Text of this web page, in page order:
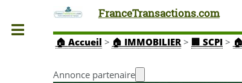
FranceTransactions.com
🏠 Accueil > 🏠 IMMOBILIER > 🏢 SCPI >
Annonce partenaire
Toggle